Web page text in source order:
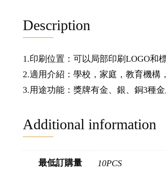
Description
1.印刷位置：可以局部印刷LOGO和
2.適用介紹：學校，家庭，教育機構
3.用途功能：獎牌有金、銀、銅3種金
Additional information
最低訂購量 10PCS